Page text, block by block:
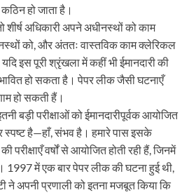
हो जाता है।
शीर्ष अधिकारी अपने अधीनस्थों को काम
को, और अंततः वास्तविक काम क्लेरिकल
इस पूरी श्रृंखला में कहीं भी ईमानदारी की
हो सकता है। पेपर लीक जैसी घटनाएँ
हो सकती हैं।
बड़ी परीक्षाओं को ईमानदारीपूर्वक आयोजित
स्पष्ट है—हाँ, संभव है। हमारे पास इसके
वर्षों से आयोजित होती रही हैं, जिनमें
1997 में एक बार पेपर लीक की घटना हुई थी,
अपनी प्रणाली को इतना मजबूत किया कि